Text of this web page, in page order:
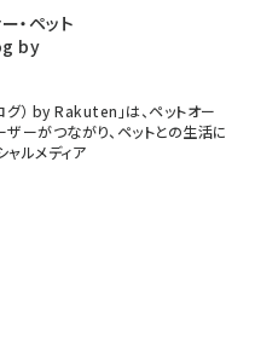
・ペット
by
） by Rakuten」は、ペットオー
ーがつながり、ペットとの生活に
ルメディア